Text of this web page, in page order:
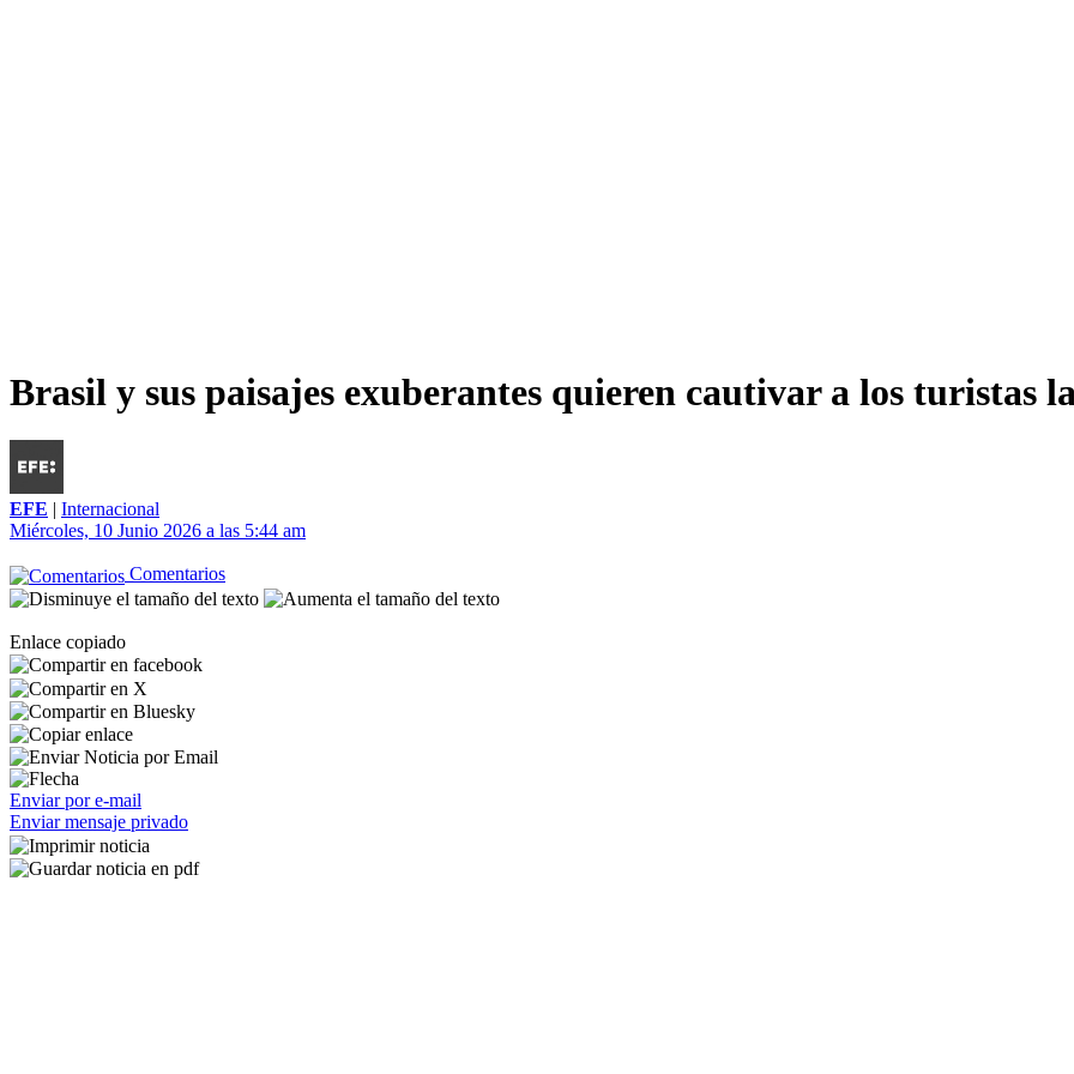
Brasil y sus paisajes exuberantes quieren cautivar a los turistas
EFE | Internacional
Miércoles, 10 Junio 2026 a las 5:44 am
Comentarios
Enlace copiado
Enviar por e-mail
Enviar mensaje privado